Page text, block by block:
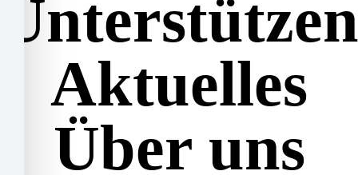
Unterstützen
Aktuelles
Über uns